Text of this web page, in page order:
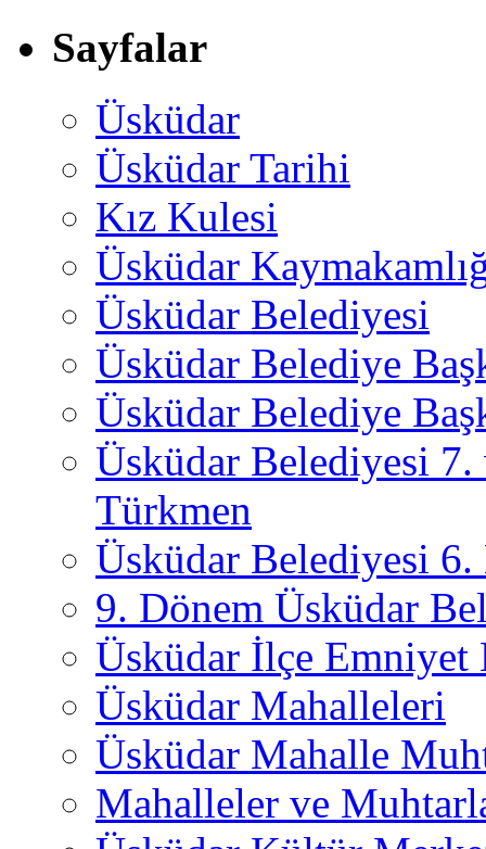
Sayfalar
Üsküdar
Üsküdar Tarihi
Kız Kulesi
Üsküdar
Üsküdar Belediyesi
Üsküdar Belediye
Üsküdar Belediye
Üsküdar Belediyesi
Türkmen
Üsküdar Belediyesi 6.
9. Dönem Üsküdar
Üsküdar İlçe
Üsküdar Mahalleleri
Üsküdar Mahalle
Mahalleler ve